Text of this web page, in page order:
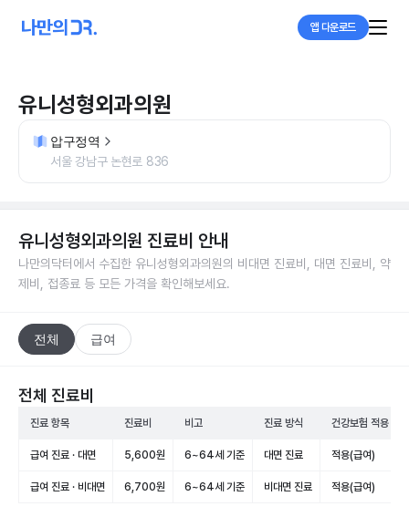
앱 다운로드
유니성형외과의원
압구정역
서울 강남구 논현로 836
유니성형외과의원 진료비 안내
나만의닥터에서 수집한 유니성형외과의원의 비대면 진료비, 대면 진료비, 약
제비, 접종료 등 모든 가격을 확인해보세요.
전체 급여
전체 진료비
진료 항목 진료비 비고 진료 방식 건강보험 적용
급여 진료 · 대면 5,600원 6~64세 기준 대면 진료 적용(급여)
급여 진료 · 비대면 6,700원 6~64세 기준 비대면 진료 적용(급여)